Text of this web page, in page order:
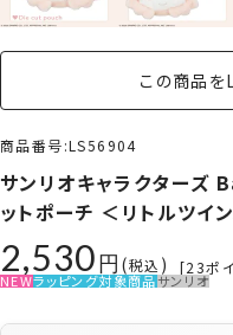
この商品
商品番号 LS56904
サンリオキャラクターズ
ットポーチ ＜リトルツ
2,530 税込 [23ポ
NEWラッピング対象商品サンリオ